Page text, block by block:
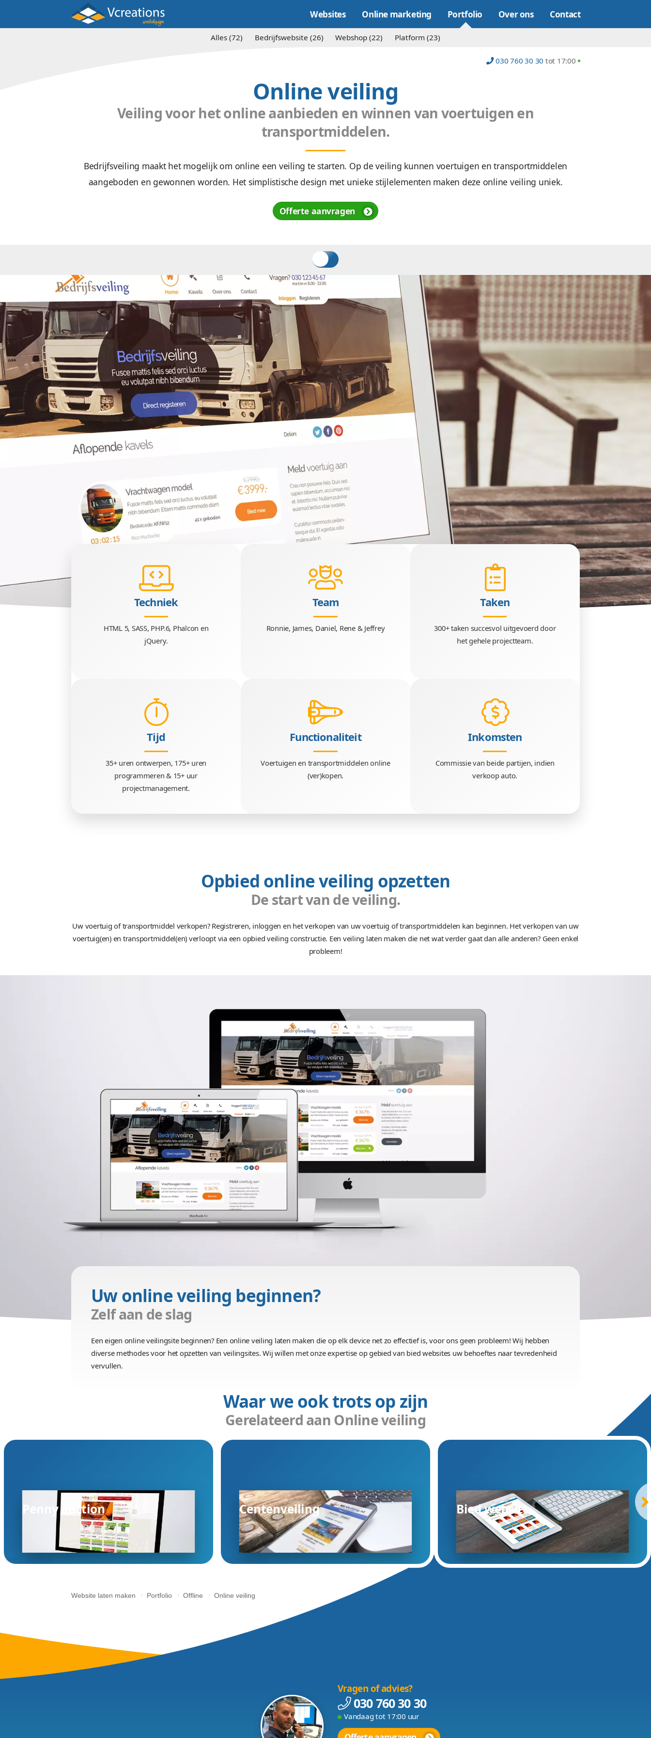
Online veiling
Veiling voor het online aanbieden en winnen van voertuigen en
transportmiddelen.
Bedrijfsveiling maakt het mogelijk om online een veiling te starten. Op de veiling kunnen voertuigen en
aangeboden en gewonnen worden. Het simplistische design met unieke stijlelementen maken deze online
Techniek
HTML 5, SASS, PHP.6, Phalcon en
jQuery.
Ronnie, James, Daniel, Rene & Jeffrey
300+ taken succesvol
35+ uren ontwerpen, 175+ uren
programmeren & 15+ uur
Functionaliteit
Voertuigen en transportmiddelen online
Commissie van beide
Opbied online veiling opzetten
De start van de veiling.
Uw voertuig of transportmiddel verkopen? Registreren, inloggen en het verkopen van uw voertuig of transportmiddelen kan beginnen. Het
voertuig(en) en transportmiddel(en) verloopt via een opbied veiling constructie. Een veiling laten maken die net wat verder gaat dan alle
probleem!
/images/bedrijfsveiling/online-veiling-opzetten.jpg
Uw online veiling beginnen?
Zelf aan de slag
Een eigen online veilingsite beginnen? Een online veiling laten maken die op elk device net zo effectief is, voor ons geen probleem! Wij
diverse methodes voor het opzetten van veilingsites. Wij willen met onze expertise op gebied van bied websites uw behoeftes naar
vervullen.
Waar we ook trots op zijn
Gerelateerd aan Online veiling
Websites Online marketing Portfolio
Alles (72) Bedrijfswebsite (26) Webshop (22)